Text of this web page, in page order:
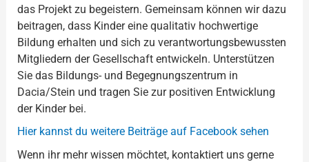
das Projekt zu begeistern. Gemeinsam können wir dazu
beitragen, dass Kinder eine qualitativ hochwertige
Bildung erhalten und sich zu verantwortungsbewussten
Mitgliedern der Gesellschaft entwickeln. Unterstützen
Sie das Bildungs- und Begegnungszentrum in
Dacia/Stein und tragen Sie zur positiven Entwicklung
der Kinder bei.
Hier kannst du weitere Beiträge auf Facebook sehen
Wenn ihr mehr wissen möchtet, kontaktiert uns gerne